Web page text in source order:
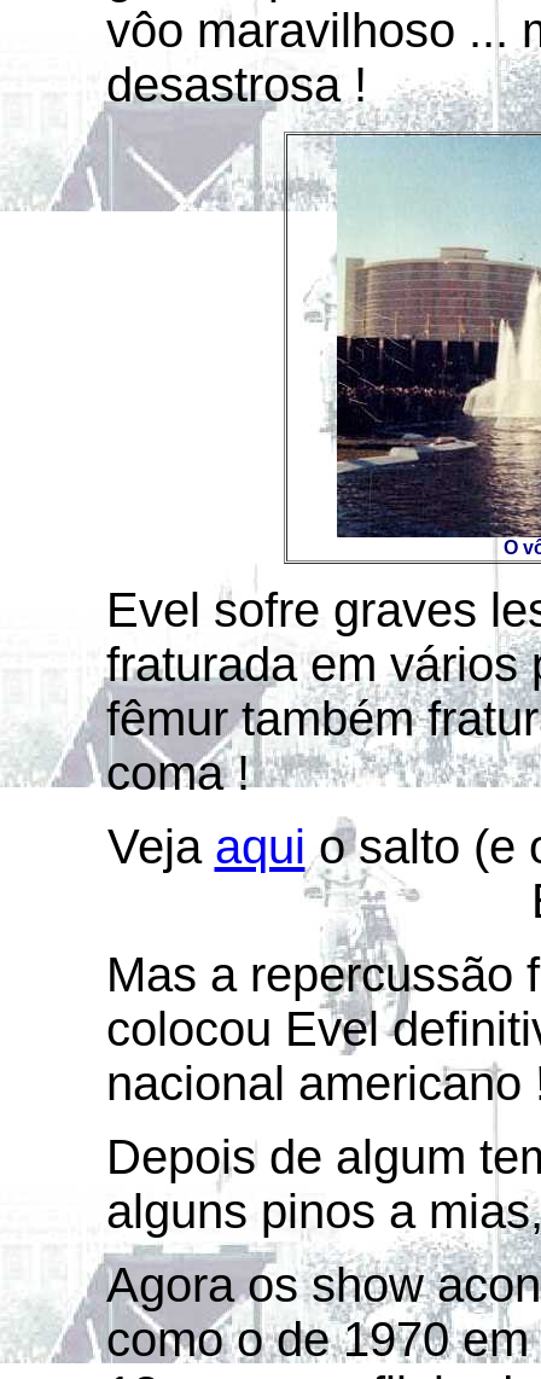
vôo maravilhoso ...
desastrosa !
O
Evel sofre graves
fraturada em vários
fêmur também
coma !
Veja aquio salto (e
Mas a repercussão
colocou Evel
nacional americano
Depois de algum
alguns pinos a
Agora os show
como o de 1970